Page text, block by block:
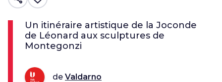
Un itinéraire artistique de la Joconde
de Léonard aux sculptures de
Montegonzi
de Valdarno